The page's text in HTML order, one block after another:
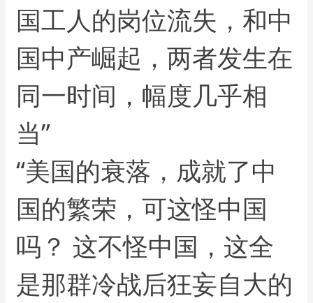
国工人的岗位流失，和中
国中产崛起，两者发生在
同一时间，幅度几乎相
当”
“美国的衰落，成就了中
国的繁荣，可这怪中国
吗？ 这不怪中国，这全
是那群冷战后狂妄自大的